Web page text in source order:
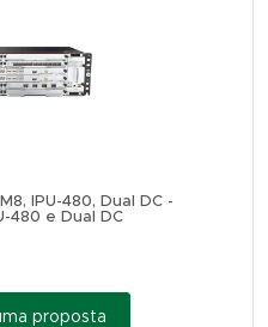
IPU-480, Dual DC -
480 e Dual DC
proposta